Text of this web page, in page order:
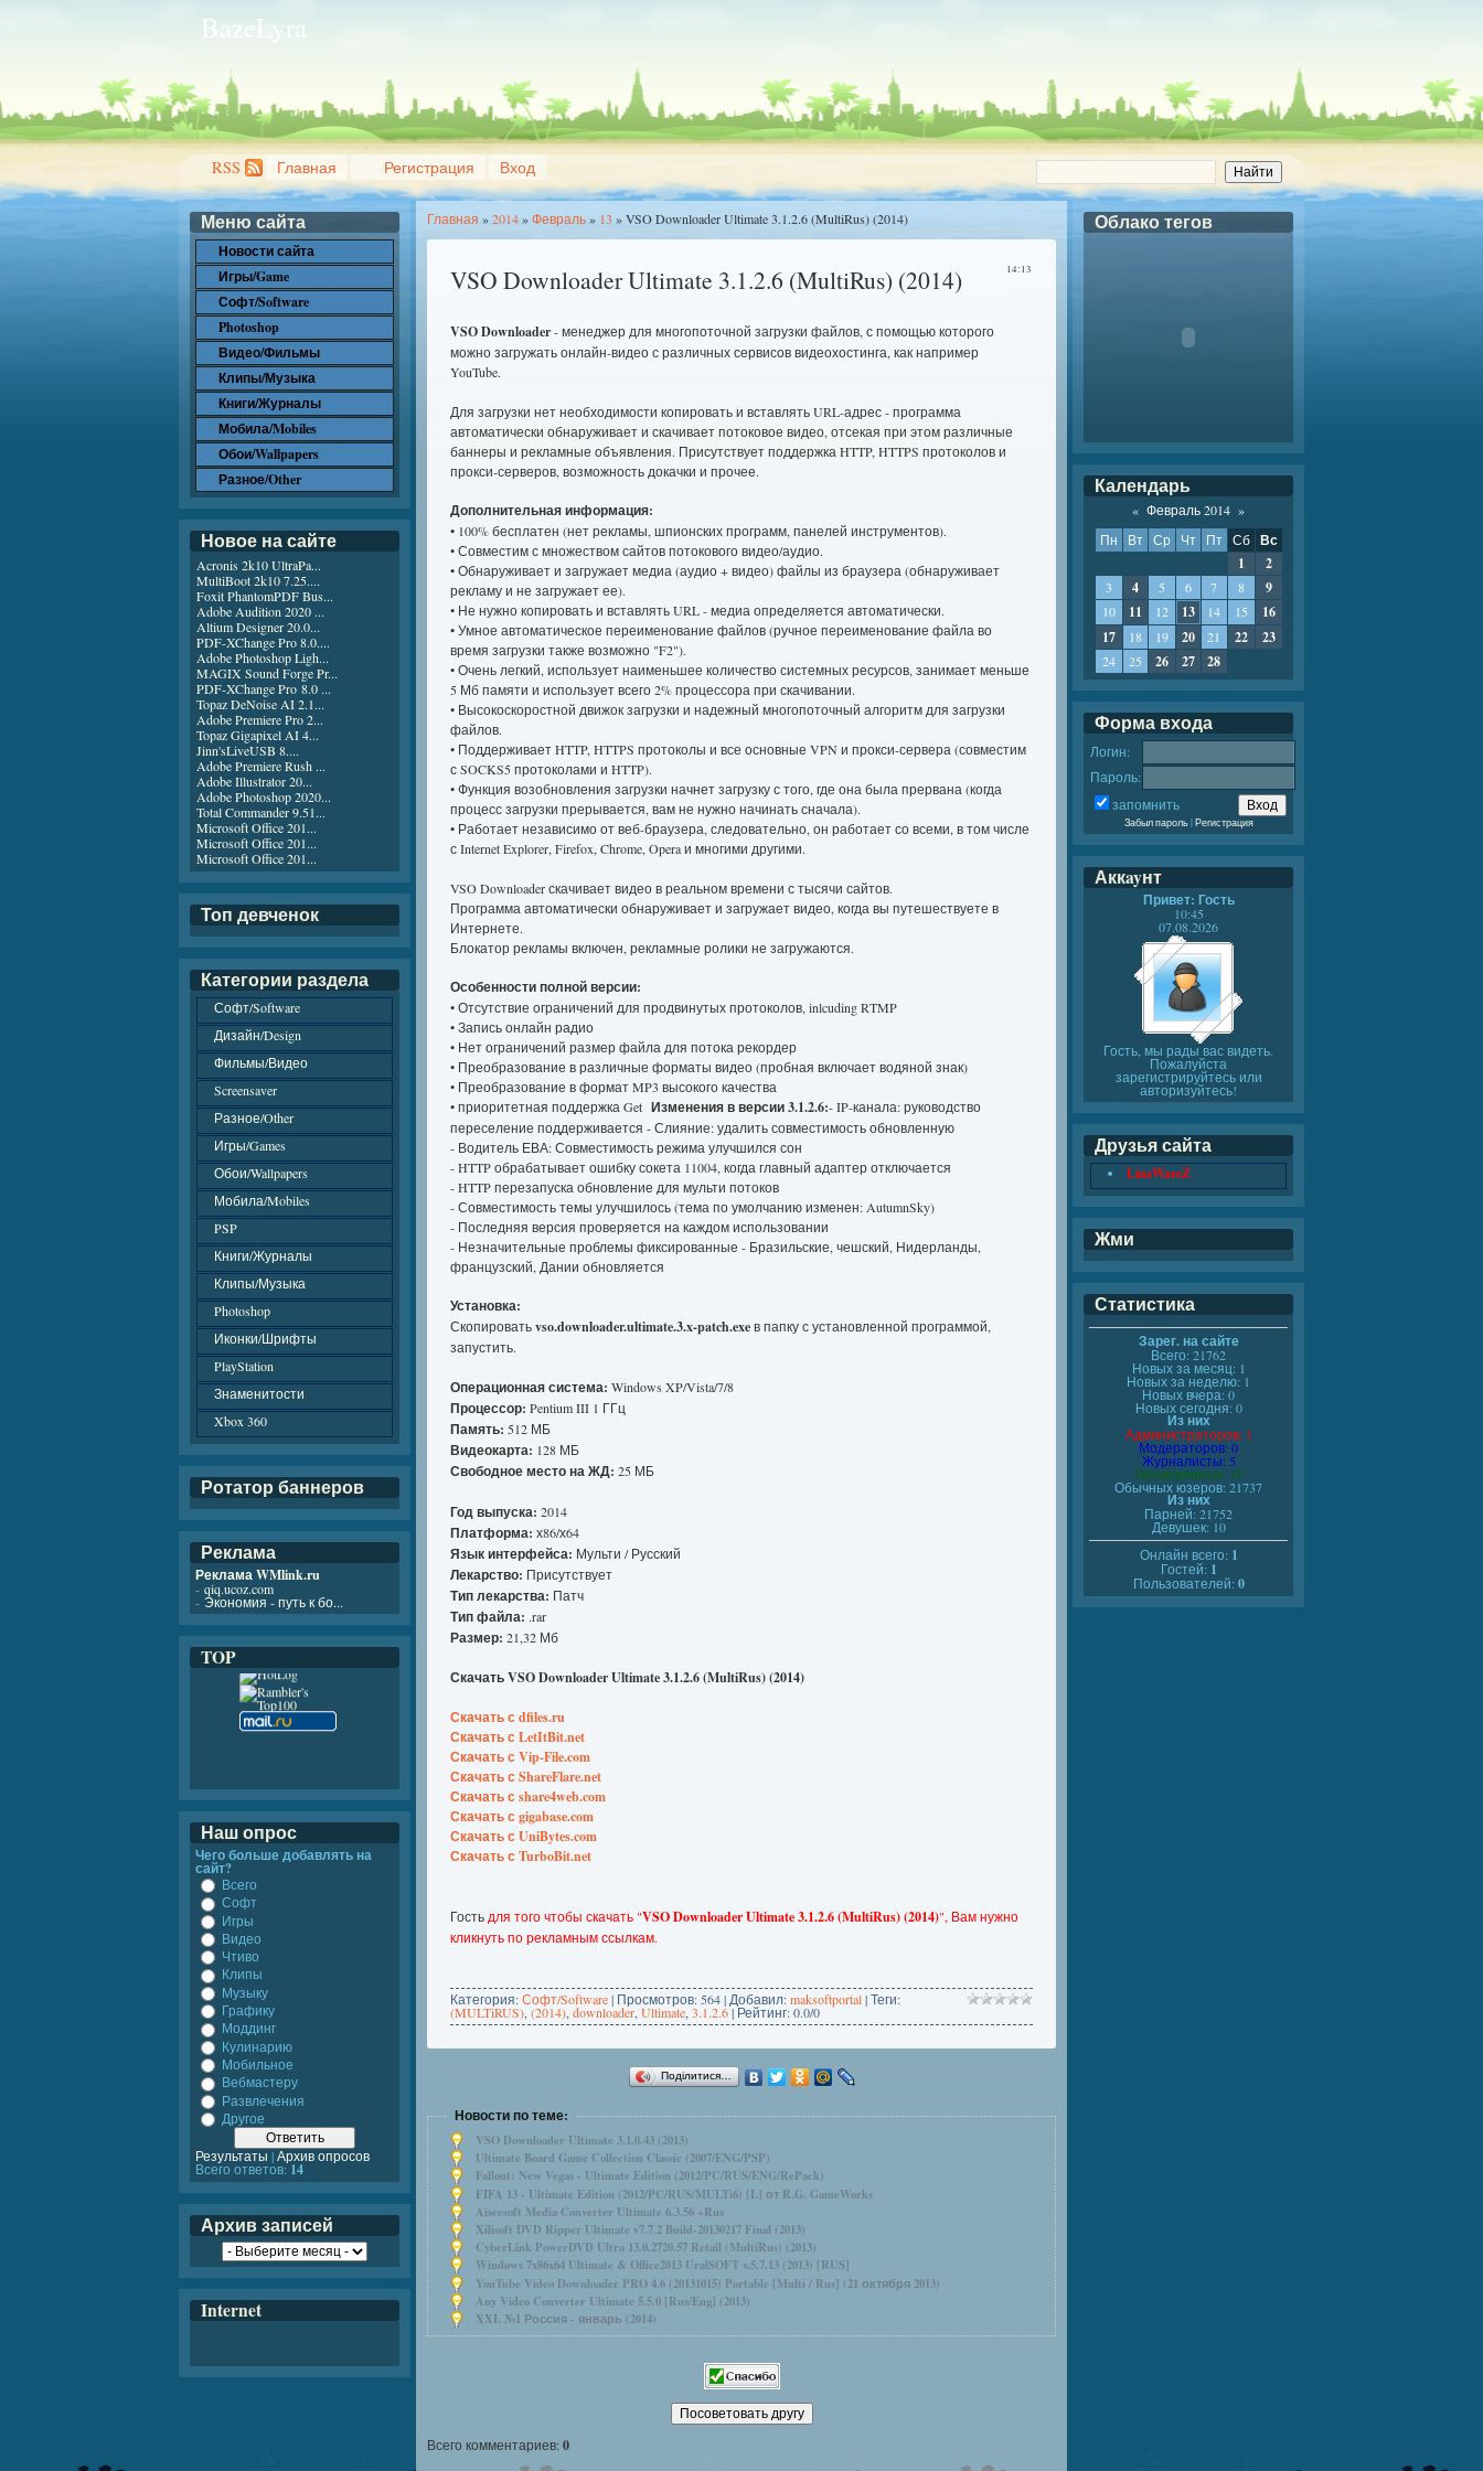
BazeLyra
RSS Главная Регистрация Вход
Главная »2014»Февраль» 13 » VSO Downloader Ultimate 3.1.2.6 (MultiRus) (2014)
14:13
VSO Downloader Ultimate 3.1.2.6 (MultiRus) (2014)
VSO Downloader- менеджер для многопоточной загрузки файлов, с помощью которого
можно загружать онлайн-видео с различных сервисов видеохостинга, как например
YouTube.
Для загрузки нет необходимости копировать и вставлять URL-адрес - программа
автоматически обнаруживает и скачивает потоковое видео, отсекая при этом различные
баннеры и рекламные объявления. Присутствует поддержка HTTP, HTTPS протоколов и
прокси-серверов, возможность докачки и прочее.
Дополнительная информация:
• 100% бесплатен (нет рекламы, шпионских программ, панелей инструментов).
• Совместим с множеством сайтов потокового видео/аудио.
• Обнаруживает и загружает медиа (аудио + видео) файлы из браузера (обнаруживает
рекламу и не загружает ее).
• Не нужно копировать и вставлять URL - медиа определяется автоматически.
• Умное автоматическое переименование файлов (ручное переименование файла во
время загрузки также возможно "F2").
• Очень легкий, использует наименьшее количество системных ресурсов, занимает меньше
5 Мб памяти и использует всего 2% процессора при скачивании.
• Высокоскоростной движок загрузки и надежный многопоточный алгоритм для загрузки
файлов.
• Поддерживает HTTP, HTTPS протоколы и все основные VPN и прокси-сервера (совместим
с SOCKS5 протоколами и HTTP).
• Функция возобновления загрузки начнет загрузку с того, где она была прервана (когда
процесс загрузки прерывается, вам не нужно начинать сначала).
• Работает независимо от веб-браузера, следовательно, он работает со всеми, в том числе
с Internet Explorer, Firefox, Chrome, Opera и многими другими.
VSO Downloader скачивает видео в реальном времени с тысячи сайтов.
Программа автоматически обнаруживает и загружает видео, когда вы путешествуете в
Интернете.
Блокатор рекламы включен, рекламные ролики не загружаются.
Особенности полной версии:
• Отсутствие ограничений для продвинутых протоколов, inlcuding RTMP
• Запись онлайн радио
• Нет ограничений размер файла для потока рекордер
• Преобразование в различные форматы видео (пробная включает водяной знак)
• Преобразование в формат MP3 высокого качества
• приоритетная поддержка Get Изменения в версии 3.1.2.6:- IP-канала: руководство
переселение поддерживается - Слияние: удалить совместимость обновленную
- Водитель ЕВА: Совместимость режима улучшился сон
- HTTP обрабатывает ошибку сокета 11004, когда главный адаптер отключается
- HTTP перезапуска обновление для мульти потоков
- Совместимость темы улучшилось (тема по умолчанию изменен: AutumnSky)
- Последняя версия проверяется на каждом использовании
- Незначительные проблемы фиксированные - Бразильские, чешский, Нидерланды,
французский, Дании обновляется
Установка:
Скопироватьvso.downloader.ultimate.3.x-patch.exeв папку с установленной программой,
запустить.
Операционная система: Windows XP/Vista/7/8
Процессор: Pentium III 1 ГГц
Память: 512 МБ
Видеокарта: 128 МБ
Свободное место на ЖД: 25 МБ
Год выпуска: 2014
Платформа: х86/х64
Язык интерфейса: Мульти / Русский
Лекарство: Присутствует
Тип лекарства: Патч
Тип файла: .rar
Размер: 21,32 Мб
Скачать VSO Downloader Ultimate 3.1.2.6 (MultiRus) (2014)
Скачать с dfiles.ru
Скачать с LetItBit.net
Скачать с Vip-File.com
Скачать с ShareFlare.net
Скачать с share4web.com
Скачать с gigabase.com
Скачать с UniBytes.com
Скачать с TurboBit.net
Гость для того чтобы скачать "VSO Downloader Ultimate 3.1.2.6 (MultiRus) (2014)", Вам нужно
кликнуть по рекламным ссылкам.
Категория:Софт/Software| Просмотров: 564 | Добавил:maksoftportal|Теги:
(MULTiRUS) (2014) downloader Ultimate 3.1.2.6|Рейтинг:0.0/0
Поділитися…
Новости по теме:
VSO Downloader Ultimate 3.1.0.43 (2013)
Ultimate Board Game Collection Classic (2007/ENG/PSP)
Fallout: New Vegas - Ultimate Edition (2012/PC/RUS/ENG/RePack)
FIFA 13 - Ultimate Edition (2012/PC/RUS/MULTi6) [L] от R.G. GameWorks
Aiseesoft Media Converter Ultimate 6.3.56 +Rus
Xilisoft DVD Ripper Ultimate v7.7.2 Build-20130217 Final (2013)
CyberLink PowerDVD Ultra 13.0.2720.57 Retail (MultiRus) (2013)
Windows 7x86x64 Ultimate & Office2013 UralSOFT v.5.7.13 (2013) [RUS]
YouTube Video Downloader PRO 4.6 (20131015) Portable [Multi / Rus] (21 октября 2013)
Any Video Converter Ultimate 5.5.0 [Rus/Eng] (2013)
XXL №1 Россия - январь (2014)
Всего комментариев: 0
Меню сайта
Новости сайта
Игры/Game
Софт/Software
Photoshop
Видео/Фильмы
Клипы/Музыка
Книги/Журналы
Мобила/Mobiles
Обои/Wallpapers
Разное/Other
Новое на сайте
Acronis 2k10 UltraPa...
MultiBoot 2k10 7.25....
Foxit PhantomPDF Bus...
Adobe Audition 2020 ...
Altium Designer 20.0...
PDF-XChange Pro 8.0....
Adobe Photoshop Ligh...
MAGIX Sound Forge Pr...
PDF-XChange Pro 8.0 ...
Topaz DeNoise AI 2.1...
Adobe Premiere Pro 2...
Topaz Gigapixel AI 4...
Jinn'sLiveUSB 8....
Adobe Premiere Rush ...
Adobe Illustrator 20...
Adobe Photoshop 2020...
Total Commander 9.51...
Microsoft Office 201...
Microsoft Office 201...
Microsoft Office 201...
Топ девченок
Категории раздела
Софт/Software
Дизайн/Design
Фильмы/Видео
Screensaver
Разное/Other
Игры/Games
Обои/Wallpapers
Мобила/Mobiles
PSP
Книги/Журналы
Клипы/Музыка
Photoshop
Иконки/Шрифты
PlayStation
Знаменитости
Xbox 360
Ротатор баннеров
Реклама
Реклама WMlink.ru
- qiq.ucoz.com
- Экономия - путь к бо...
TOP
Наш опрос
Чего больше добавлять на
сайт?
Всего
Софт
Игры
Видео
Чтиво
Клипы
Музыку
Графику
Моддинг
Кулинарию
Мобильное
Вебмастеру
Развлечения
Другое
Результаты |Архив опросов
Всего ответов:14
Архив записей
Internet
Облако тегов
Календарь
« Февраль 2014 »
Пн
Вт Ср Чт Пт Сб Вс
1
2
3 4 5 6 7 8 9
10 11 12 13 14 15
16
17
18 19 20 21 22 23
24 25 26 27 28
Форма входа
Логин:
Пароль:
запомнить
Забыл пароль|Регистрация
Аккayнт
Привет: Гость
10:45
07.08.2026
Гость, мы рады вас видеть.
Пожалуйста
зарегистрируйтесь или
авторизуйтесь!
Друзья сайта
LineWareZ
Жми
Статистика
Зарег. на сайте
Всего: 21762
Новых за месяц: 1
Новых за неделю: 1
Новых вчера: 0
Новых сегодня: 0
Из них
Администраторов: 1
Модераторов: 0
Журналисты: 5
Проверенных: 19
Обычных юзеров: 21737
Из них
Парней: 21752
Девушек: 10
Онлайн всего: 1
Гостей: 1
Пользователей: 0